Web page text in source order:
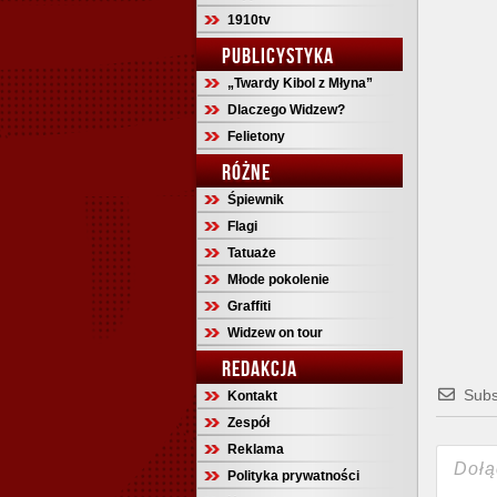
1910tv
PUBLICYSTYKA
„Twardy Kibol z Młyna”
Dlaczego Widzew?
Felietony
RÓŻNE
Śpiewnik
Flagi
Tatuaże
Młode pokolenie
Graffiti
Widzew on tour
REDAKCJA
Kontakt
Zespół
Reklama
Polityka prywatności